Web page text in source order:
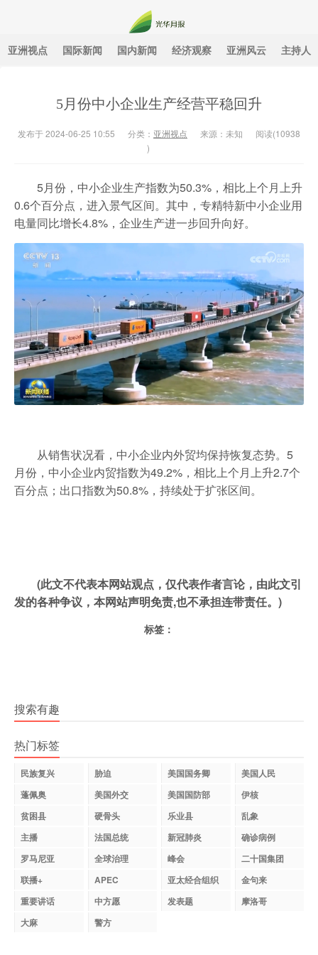
光华月报
亚洲视点 国际新闻 国内新闻 经济观察 亚洲风云 主持人
5月份中小企业生产经营平稳回升
发布于 2024-06-25 10:55 分类： 亚洲视点 来源：未知 阅读(10938
)
5月份，中小企业生产指数为50.3%，相比上个月上升
0.6个百分点，进入景气区间。其中，专精特新中小企业用
电量同比增长4.8%，企业生产进一步回升向好。
从销售状况看，中小企业内外贸均保持恢复态势。5
月份，中小企业内贸指数为49.2%，相比上个月上升2.7个
百分点；出口指数为50.8%，持续处于扩张区间。
(此文不代表本网站观点，仅代表作者言论，由此文引
发的各种争议，本网站声明免责,也不承担连带责任。)
标签：
搜索有趣
热门标签
民族复兴 胁迫 美国国务卿
美国人民
蓬佩奥
美国外交 美国国防部
伊核
贫困县
硬骨头 乐业县
乱象
主播
法国总统 新冠肺炎
确诊病例
罗马尼亚
全球治理 峰会
二十国集团
联播+
APEC 亚太经合组织
金句来
重要讲话
中方愿 发表题
摩洛哥
大麻
警方